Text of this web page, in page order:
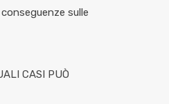
sulle
CASI PUÒ